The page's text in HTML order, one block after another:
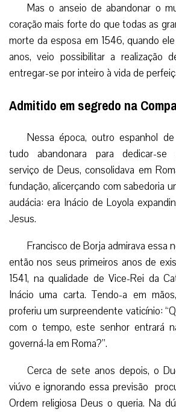
Mas o anseio de abandonar o
coração mais forte do que todas as
morte da esposa em 1546, quando
anos, veio possibilitar a realização
entregar-se por inteiro à vida de
Admitido em segredo na
Nessa época, outro espanhol
tudo abandonara para dedicar-se
serviço de Deus, consolidava em
fundação, alicerçando com sabedoria
audácia: era Inácio de Loyola
Jesus.
Francisco de Borja admirava essa
então nos seus primeiros anos de
1541, na qualidade de Vice-Rei da
Inácio uma carta. Tendo-a em
proferiu um surpreendente vaticínio:
com o tempo, este senhor entrará
governá-la em Roma?”.
Cerca de sete anos depois, o
viúvo e ignorando essa previsão
Ordem religiosa Deus o queria. Na